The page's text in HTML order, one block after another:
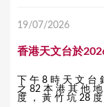
19/07/2026
香港天文台於
下 午 8 時 天 文 台
之 82 本 港 其 他
度 ， 黃 竹 坑 28